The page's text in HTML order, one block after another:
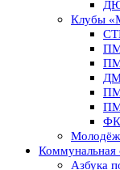
Клубы
ФК
Коммунальная
Азбука